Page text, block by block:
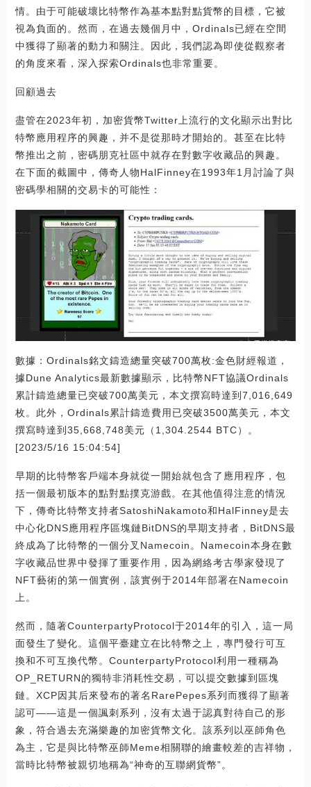
情。由于可能破壞比特幣作為基本點對點貨幣的目標，它被
視為負面的。然而，在過去幾個月中，Ordinals已經在空間
中獲得了顯著的動力和關注。因此，我們認為即使從觀察者
的角度來看，深入探索Ordinals也非常重要。
回顧過去
盡管在2023年初，加密貨幣Twitter上流行的文化顯示出對比
特幣應用程序的興趣，并不是從那時才開始的。甚至在比特
幣推出之前，密碼朋克社區中就存在對數字收藏品的興趣。
在下面的截圖中，傳奇人物HalFinney在1993年1月討論了與
密碼學相關的交易卡的可能性：
數據：Ordinals銘文鑄造總量突破700萬枚:金色財經報道，
據Dune Analytics最新數據顯示，比特幣NFT協議Ordinals
累計鑄造總量已突破700萬美元，本文撰寫時達到7,016,649
枚。此外，Ordinals累計鑄造費用已突破3500萬美元，本文
撰寫時達到35,668,748美元（1,304.2544 BTC）。
[2023/5/16 15:04:54]
早期的比特幣客戶端本身就從一開始就包含了應用程序，包
括一個最初版本的點對點撲克游戲。在其他值得注意的情況
下，傳奇比特幣支持者SatoshiNakamoto和HalFinney是去
中心化DNS應用程序區塊鏈BitDNS的早期支持者，BitDNS最
終成為了比特幣的一個分叉Namecoin。Namecoin本身在數
字收藏品世界中發揮了重要作用，因為網絡考古學家發現了
NFT藝術的第一個實例，該實例于2014年部署在Namecoin
上。
然而，隨著CounterpartyProtocol于2014年的引入，這一局
面發生了變化。這個平臺建立在比特幣之上，專門發行可互
換和不可互換代幣。CounterpartyProtocol利用一種稱為
OP_RETURN的獨特非消耗性交易，可以提交數據到區塊
鏈。XCP因其后來發布的著名RarePepes系列而獲得了顯著
認可——這是一個諷刺系列，沒有太過于認真對待自己的形
象，符合過去充滿樂趣的加密貨幣文化。該系列以巫師角色
為主，它是與比特幣巫師Meme相關聯的繪畫較差的吉祥物，
當時比特幣被親切地稱為“神奇的互聯網貨幣”。